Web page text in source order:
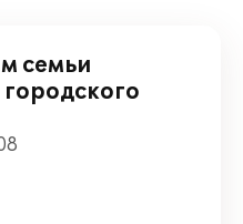
семьи